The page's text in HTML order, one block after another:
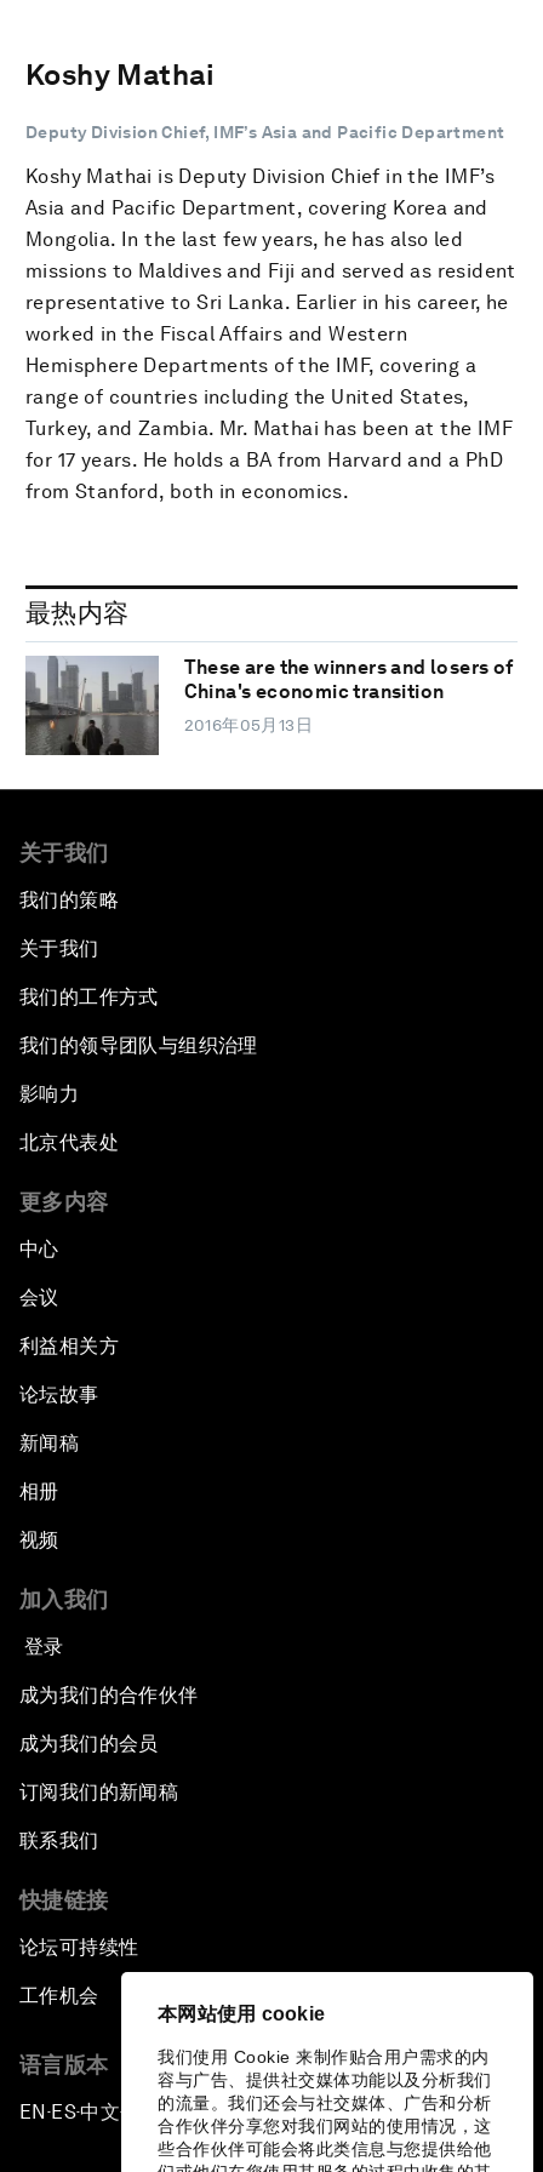
本网站使用 cookie
我们使用 Cookie 来制作贴合用户需求的内
容与广告、提供社交媒体功能以及分析我们
的流量。我们还会与社交媒体、广告和分析
合作伙伴分享您对我们网站的使用情况，这
些合作伙伴可能会将此类信息与您提供给他
Koshy Mathai
Deputy Division Chief, IMF’s Asia and Pacific Department
Koshy Mathai is Deputy Division Chief in the IMF’s
Asia and Pacific Department, covering Korea and
Mongolia. In the last few years, he has also led
missions to Maldives and Fiji and served as resident
representative to Sri Lanka. Earlier in his career, he
worked in the Fiscal Affairs and Western
Hemisphere Departments of the IMF, covering a
range of countries including the United States,
Turkey, and Zambia. Mr. Mathai has been at the IMF
for 17 years. He holds a BA from Harvard and a PhD
from Stanford, both in economics.
最热内容
These are the winners and losers of
China's economic transition
2016年05月13日
关于我们
我们的策略
关于我们
我们的工作方式
我们的领导团队与组织治理
影响力
北京代表处
更多内容
中心
会议
利益相关方
论坛故事
新闻稿
相册
视频
加入我们
登录
成为我们的合作伙伴
成为我们的会员
订阅我们的新闻稿
联系我们
快捷链接
论坛可持续性
工作机会
语言版本
EN ▪ES▪中文▪ 日本語